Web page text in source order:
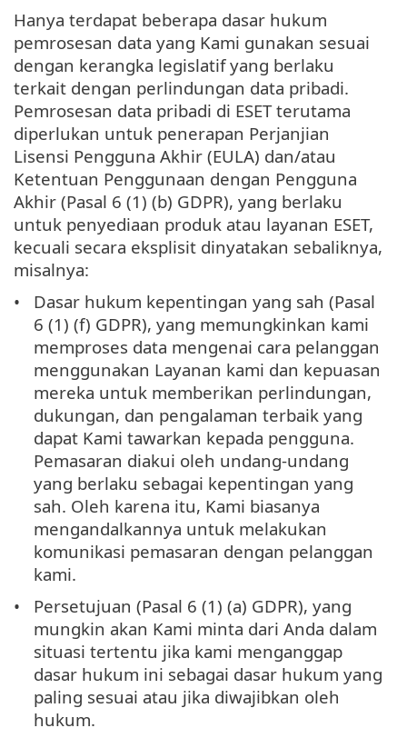
Hanya terdapat beberapa dasar hukum
pemrosesan data yang Kami gunakan sesuai
dengan kerangka legislatif yang berlaku
terkait dengan perlindungan data pribadi.
Pemrosesan data pribadi di ESET terutama
diperlukan untuk penerapan Perjanjian
Lisensi Pengguna Akhir (EULA) dan/atau
Ketentuan Penggunaan dengan Pengguna
Akhir (Pasal 6 (1) (b) GDPR), yang berlaku
untuk penyediaan produk atau layanan ESET,
kecuali secara eksplisit dinyatakan sebaliknya,
misalnya:
Dasar hukum kepentingan yang sah (Pasal
6 (1) (f) GDPR), yang memungkinkan kami
memproses data mengenai cara pelanggan
menggunakan Layanan kami dan kepuasan
mereka untuk memberikan perlindungan,
dukungan, dan pengalaman terbaik yang
dapat Kami tawarkan kepada pengguna.
Pemasaran diakui oleh undang-undang
yang berlaku sebagai kepentingan yang
sah. Oleh karena itu, Kami biasanya
mengandalkannya untuk melakukan
komunikasi pemasaran dengan pelanggan
kami.
Persetujuan (Pasal 6 (1) (a) GDPR), yang
mungkin akan Kami minta dari Anda dalam
situasi tertentu jika kami menganggap
dasar hukum ini sebagai dasar hukum yang
paling sesuai atau jika diwajibkan oleh
hukum.